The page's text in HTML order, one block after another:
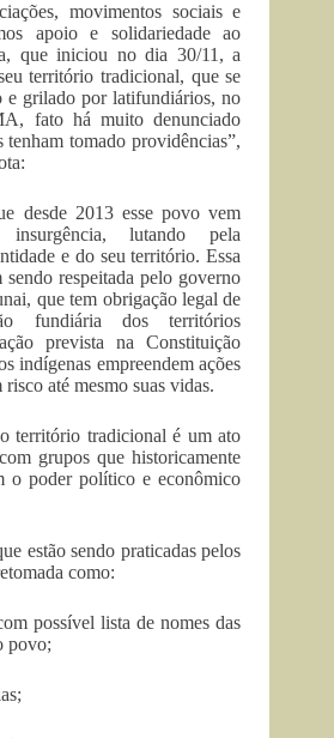
movimentos sociais e
apoio e solidariedade ao
que iniciou no dia 30/11, a
território tradicional, que se
e grilado por latifundiários, no
fato há muito denunciado
tenham tomado providências”,
desde 2013 esse povo vem
lutando pela
e do seu território. Essa
respeitada pelo governo
que tem obrigação legal de
fundiária dos territórios
prevista na Constituição
indígenas empreendem ações
até mesmo suas vidas.
território tradicional é um ato
grupos que historicamente
o poder político e econômico
estão sendo praticadas pelos
como:
possível lista de nomes das
povo;